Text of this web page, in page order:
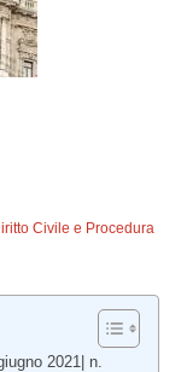
Civile e Procedura
2021| n.